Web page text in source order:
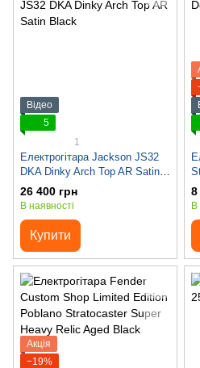
Відео
5
1
Електрогітара Jackson JS32
DKA Dinky Arch Top AR Satin
Black
26 400 грн
В наявності
Купити
8
В
Акція
−19%